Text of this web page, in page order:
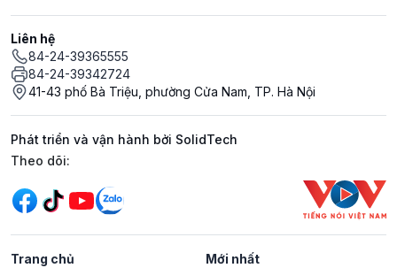
Liên hệ
84-24-39365555
84-24-39342724
41-43 phố Bà Triệu, phường Cửa Nam, TP. Hà Nội
Phát triển và vận hành bởi SolidTech
Mạng xã hội
Theo dõi:
Trang chủ Mới nhất